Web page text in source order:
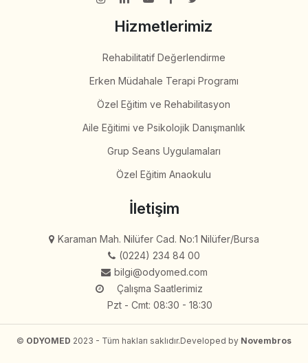
Hizmetlerimiz
Rehabilitatif Değerlendirme
Erken Müdahale Terapi Programı
Özel Eğitim ve Rehabilitasyon
Aile Eğitimi ve Psikolojik Danışmanlık
Grup Seans Uygulamaları
Özel Eğitim Anaokulu
İletişim
Karaman Mah. Nilüfer Cad. No:1 Nilüfer/Bursa
(0224) 234 84 00
bilgi@odyomed.com
Çalışma Saatlerimiz
Pzt - Cmt: 08:30 - 18:30
© ODYOMED 2023 - Tüm hakları saklıdır.Developed by Novembros